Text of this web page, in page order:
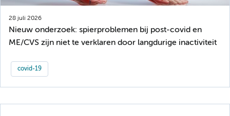
28 juli 2026
Nieuw onderzoek: spierproblemen bij post-covid en
ME/CVS zijn niet te verklaren door langdurige inactiviteit
covid-19